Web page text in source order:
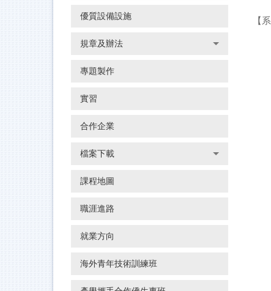
優質設備設施
規章及辦法
專題製作
實習
合作企業
檔案下載
課程地圖
職涯進路
就業方向
海外青年技術訓練班
【